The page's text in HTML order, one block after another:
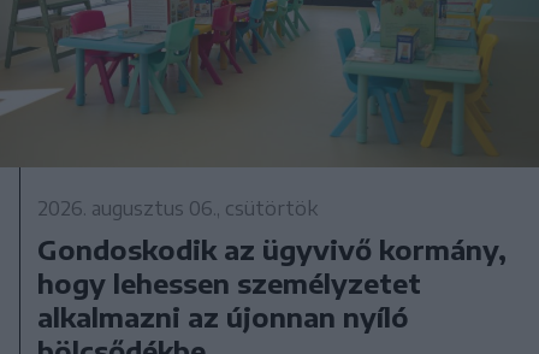
2026. augusztus 06., csütörtök
Gondoskodik az ügyvivő kormány,
hogy lehessen személyzetet
alkalmazni az újonnan nyíló